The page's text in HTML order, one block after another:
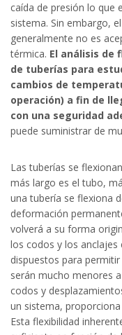
caída de presión lo que
sistema. Sin embargo,
generalmente no es
térmica. El análisis de
de tuberías para
cambios de
operación) a fin de
con una seguridad
puede suministrar de
Las tuberías se
más largo es el tubo,
una tubería se flexiona
deformación
volverá a su forma
los codos y los anclajes
dispuestos para
serán mucho menores
codos y
un sistema,
Esta flexibilidad